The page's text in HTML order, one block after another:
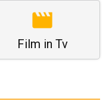
Film in Tv